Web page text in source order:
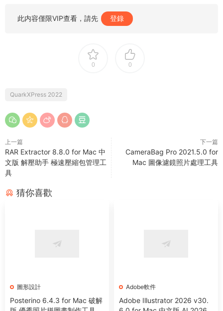
此内容僅限VIP查看，請先 登錄
0 0
QuarkXPress 2022
上一篇
RAR Extractor 8.8.0 for Mac 中
文版 解壓助手 極速壓縮包管理工
具
下一篇
CameraBag Pro 2021.5.0 for
Mac 圖像濾鏡照片處理工具
猜你喜歡
圖形設計
Posterino 6.4.3 for Mac 破解
Adobe軟件
Adobe Illustrator 2026 v30.